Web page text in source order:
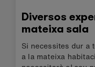
Diversos
mateixa sala
Si necessites dur a
a la mateixa